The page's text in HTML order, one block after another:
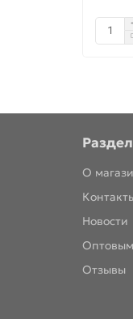
О
Новости
Отзывы